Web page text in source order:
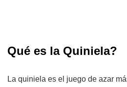
Qué es la Quiniela?
La quiniela es el juego de azar